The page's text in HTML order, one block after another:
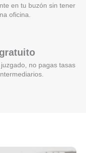
en tu buzón sin tener
oficina.
no pagas tasas